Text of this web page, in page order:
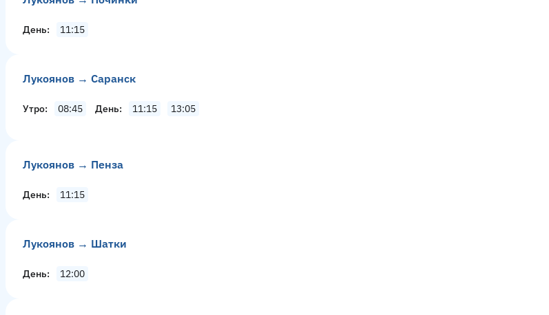
День 11:15
Лукоянов → Саранск
Утро 08:45 День 11:15 13:05
Лукоянов → Пенза
День 11:15
Лукоянов → Шатки
День 12:00